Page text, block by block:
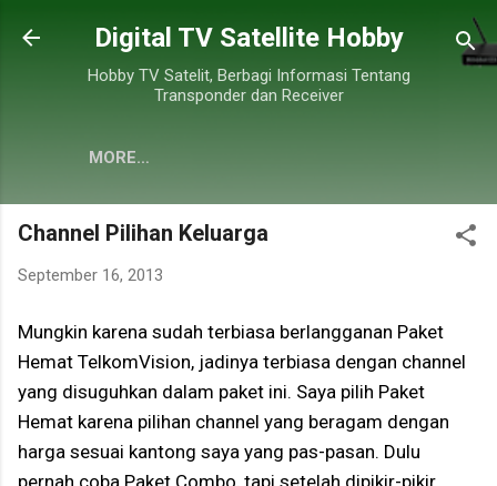
Skip to main content
Digital TV Satellite Hobby
Hobby TV Satelit, Berbagi Informasi Tentang
Transponder dan Receiver
MORE…
Channel Pilihan Keluarga
September 16, 2013
Mungkin karena sudah terbiasa berlangganan Paket
Hemat TelkomVision, jadinya terbiasa dengan channel
yang disuguhkan dalam paket ini. Saya pilih Paket
Hemat karena pilihan channel yang beragam dengan
harga sesuai kantong saya yang pas-pasan. Dulu
pernah coba Paket Combo, tapi setelah dipikir-pikir